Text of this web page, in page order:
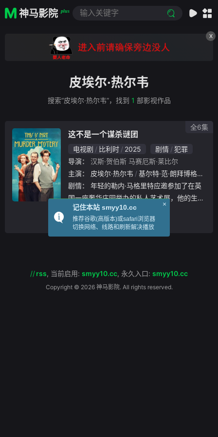
神马影院 plus
X
皮埃尔·热尔韦
搜索“皮埃尔·热尔韦”，找到 1 部影视作品
这不是一个谋杀谜团
电视剧 比利时 2025 剧情
犯罪
导演：
汉斯·贺伯斯 马赛厄斯·莱比尔
主演：
皮埃尔·热尔韦 基尔特·范·朗拜博格
剧情：
国一座奢华庄园举办的私人艺术展，他的生活
从此发生了改变，而这座庄园的主人正是爱卖
弄的詹姆斯勋爵。1936年，超现实主义在艺
术界逐渐兴起。同行的客人包括萨尔瓦多·达
立即播放
全6集
//rss, 当前启用: smyy10.cc, 永久入口: smyy10.cc
Copyright © 2026 神马影院. All rights reserved.
×
记住本站 smyy10.cc
推荐谷歌(高版本)或safari浏览器
切换网络、线路和刷新解决播放